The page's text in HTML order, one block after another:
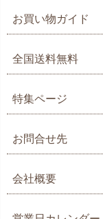
お買い物ガイド
全国送料無料
特集ページ
お問合せ先
会社概要